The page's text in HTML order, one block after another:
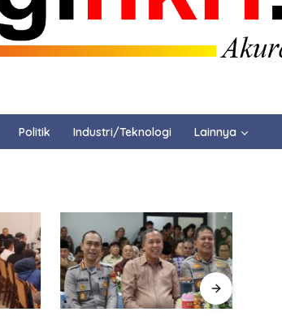
Politik Industri/Teknologi Lainnya